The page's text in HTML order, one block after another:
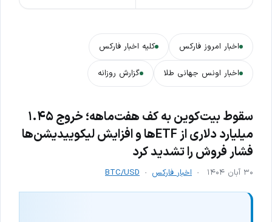
اخبار امروز فارکس کلیه اخبار فارکس
اخبار اونس جهانی طلا گزارش روزانه
سقوط بیت‌کوین به کف هفت‌ماهه؛ خروج ۱.۴۵
میلیارد دلاری از ETFها و افزایش لیکوییدیشن‌ها
فشار فروش را تشدید کرد
۳۰ آبان ۱۴۰۴ اخبار فارکس BTC/USD